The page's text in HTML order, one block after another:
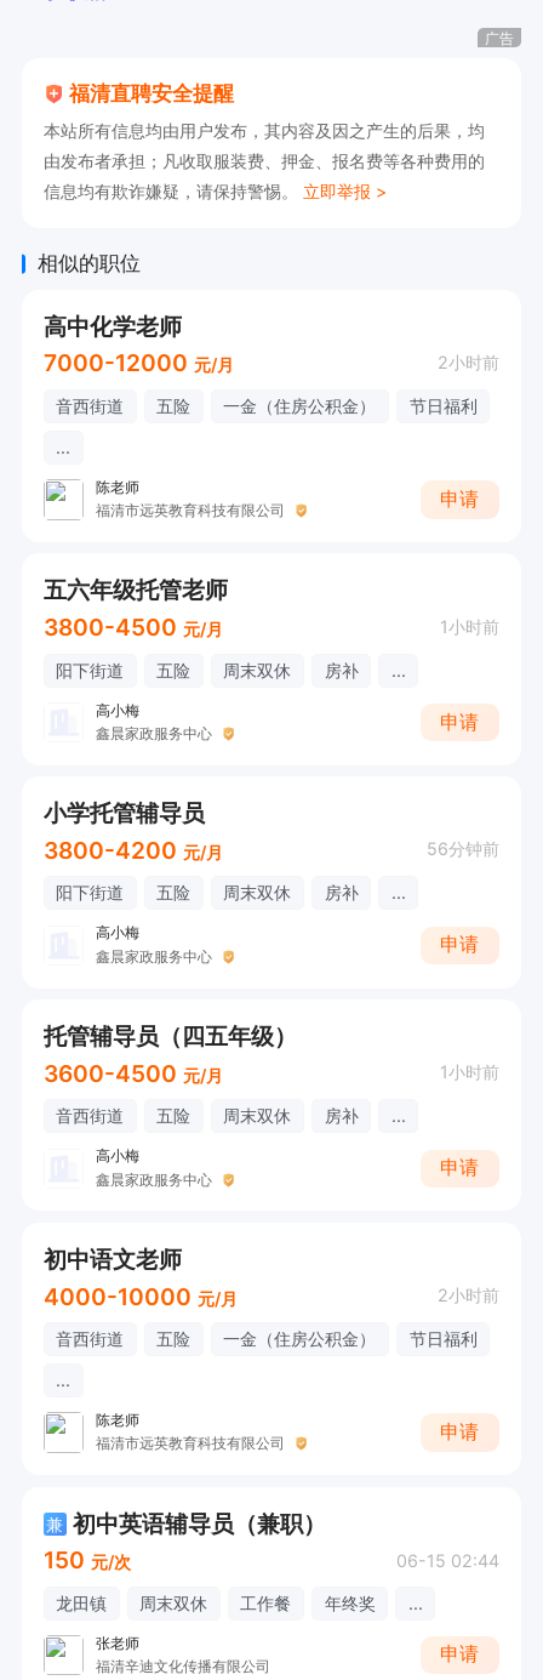
广告
福清直聘安全提醒
本站所有信息均由用户发布，其内容及因之产生的后果，均
由发布者承担；凡收取服装费、押金、报名费等各种费用的
信息均有欺诈嫌疑，请保持警惕。 立即举报 >
相似的职位
高中化学老师
7000-12000 元/月 2小时前
音西街道 五险 一金（住房公积金）
节日福利
...
陈老师
福清市远英教育科技有限公司
申请
五六年级托管老师
3800-4500 元/月 1小时前
阳下街道 五险 周末双休 房补 ...
高小梅
鑫晨家政服务中心
申请
小学托管辅导员
3800-4200 元/月 56分钟前
阳下街道 五险 周末双休 房补 ...
高小梅
鑫晨家政服务中心
申请
托管辅导员（四五年级）
3600-4500 元/月 1小时前
音西街道 五险 周末双休 房补 ...
高小梅
鑫晨家政服务中心
申请
初中语文老师
4000-10000 元/月 2小时前
音西街道 五险 一金（住房公积金）
节日福利
...
陈老师
福清市远英教育科技有限公司
申请
兼 初中英语辅导员（兼职）
150 元/次 06-15 02:44
龙田镇 周末双休 工作餐 年终奖 ...
张老师
福清辛迪文化传播有限公司
申请